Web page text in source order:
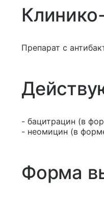
Препарат с
- бацитрацин (в
- неомицин (в
Форма